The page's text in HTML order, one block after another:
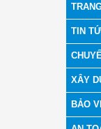
TIN
XÂY
BẢO